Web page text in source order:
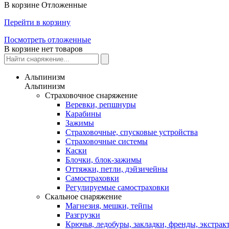
В корзине Отложенные
Перейти в корзину
Посмотреть отложенные
В корзине нет товаров
Альпинизм
Альпинизм
Страховочное снаряжение
Веревки, репшнуры
Карабины
Зажимы
Страховочные, спусковые устройства
Страховочные системы
Каски
Блочки, блок-зажимы
Оттяжки, петли, дэйзичейны
Самостраховки
Регулируемые самостраховки
Скальное снаряжение
Магнезия, мешки, тейпы
Разгрузки
Крючья, ледобуры, закладки, френды,